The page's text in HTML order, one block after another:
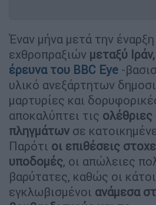
Έναν μήνα μετά την
εχθροπραξιών μεταξύ Ιράν,
έρευνα του BBC Eye -
υλικό ανεξάρτητων
μαρτυρίες και
αποκαλύπτει τις
πληγμάτων σε
Παρότι οι επιθέσεις
υποδομές, οι απώλειες
βαρύτατες, καθώς οι
εγκλωβισμένοι ανάμεσα